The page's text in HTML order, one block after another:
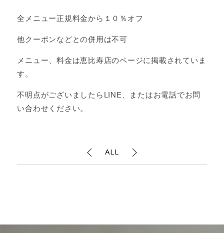
全メニュー正規料金から１０％オフ
他クーポンなどとの併用は不可
メニュー、料金は恵比寿店のページに掲載されていま
す。
不明点がございましたらLINE、またはお電話でお問
い合わせください。
ALL